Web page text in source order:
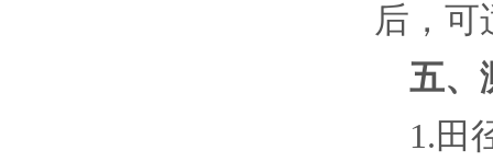
后， 可
五、
1.田